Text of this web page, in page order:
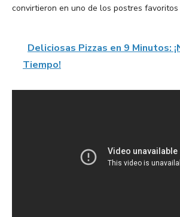
convirtieron en uno de los postres
Deliciosas Pizzas en 9 Minutos:
Tiempo!